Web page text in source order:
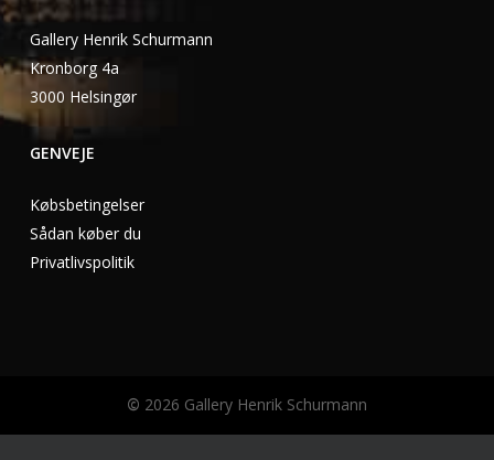
Gallery Henrik Schurmann
Kronborg 4a
3000 Helsingør
GENVEJE
Købsbetingelser
Sådan køber du
Privatlivspolitik
© 2026 Gallery Henrik Schurmann